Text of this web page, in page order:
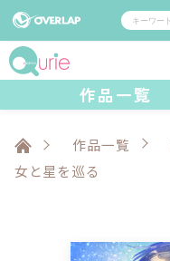
コミック
コミックガルド
コミッククリエ
LiQulle
コミックエッセイ
ポケットモンスター
アニメ
企業
作品一覧
作品一覧
女と星を巡る